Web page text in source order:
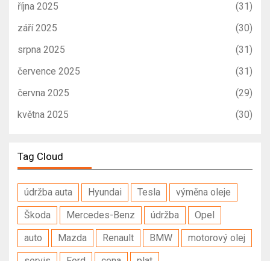
října 2025
(31)
září 2025
(30)
srpna 2025
(31)
července 2025
(31)
června 2025
(29)
května 2025
(30)
Tag Cloud
údržba auta Hyundai Tesla
výměna oleje
Škoda
Mercedes-Benz údržba
Opel
auto
Mazda Renault BMW
motorový olej